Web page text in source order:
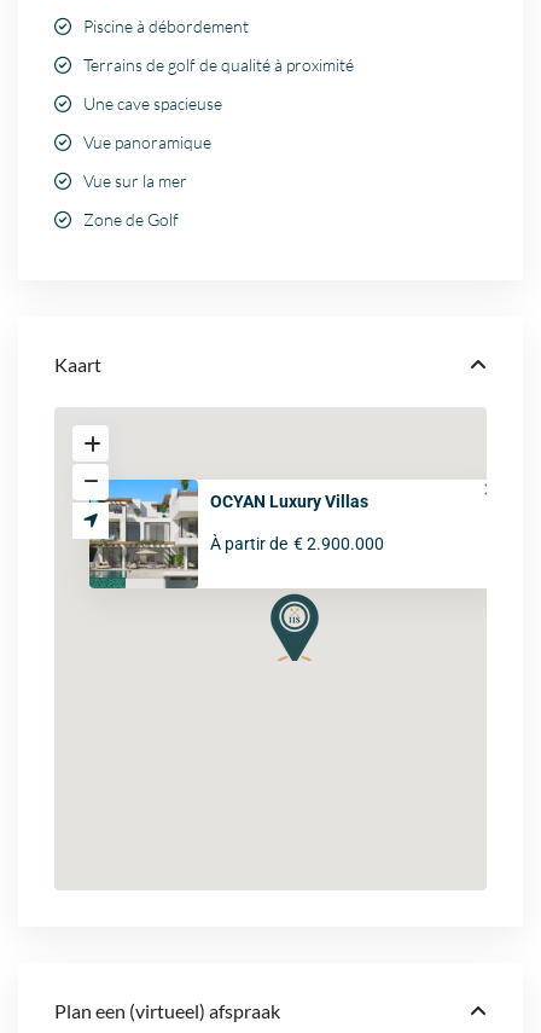
Piscine à débordement
Terrains de golf de qualité à proximité
Une cave spacieuse
Vue panoramique
Vue sur la mer
Zone de Golf
Kaart
OCYAN Luxury Villas
À partir de € 2.900.000
Plan een (virtueel) afspraak